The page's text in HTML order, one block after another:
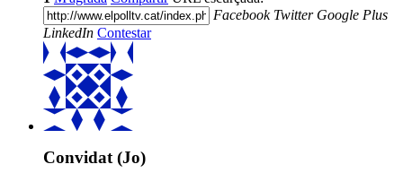
Facebook Twitter Google Plus
LinkedIn Contestar
Convidat (Jo)